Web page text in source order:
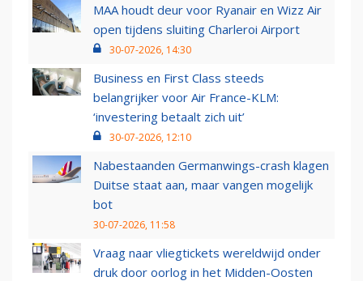
MAA houdt deur voor Ryanair en Wizz Air
open tijdens sluiting Charleroi Airport
30-07-2026, 14:30
Business en First Class steeds
belangrijker voor Air France-KLM:
‘investering betaalt zich uit’
30-07-2026, 12:10
Nabestaanden Germanwings-crash klagen
Duitse staat aan, maar vangen mogelijk
bot
30-07-2026, 11:58
Vraag naar vliegtickets wereldwijd onder
druk door oorlog in het Midden-Oosten